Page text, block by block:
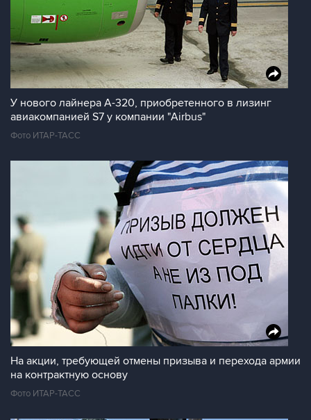
У нового лайнера A-320, приобретенного в лизинг
авиакомпанией S7 у компании "Airbus"
Фото ИТАР-ТАСС
На акции, требующей отмены призыва и перехода армии
на контрактную основу
Фото ИТАР-ТАСС